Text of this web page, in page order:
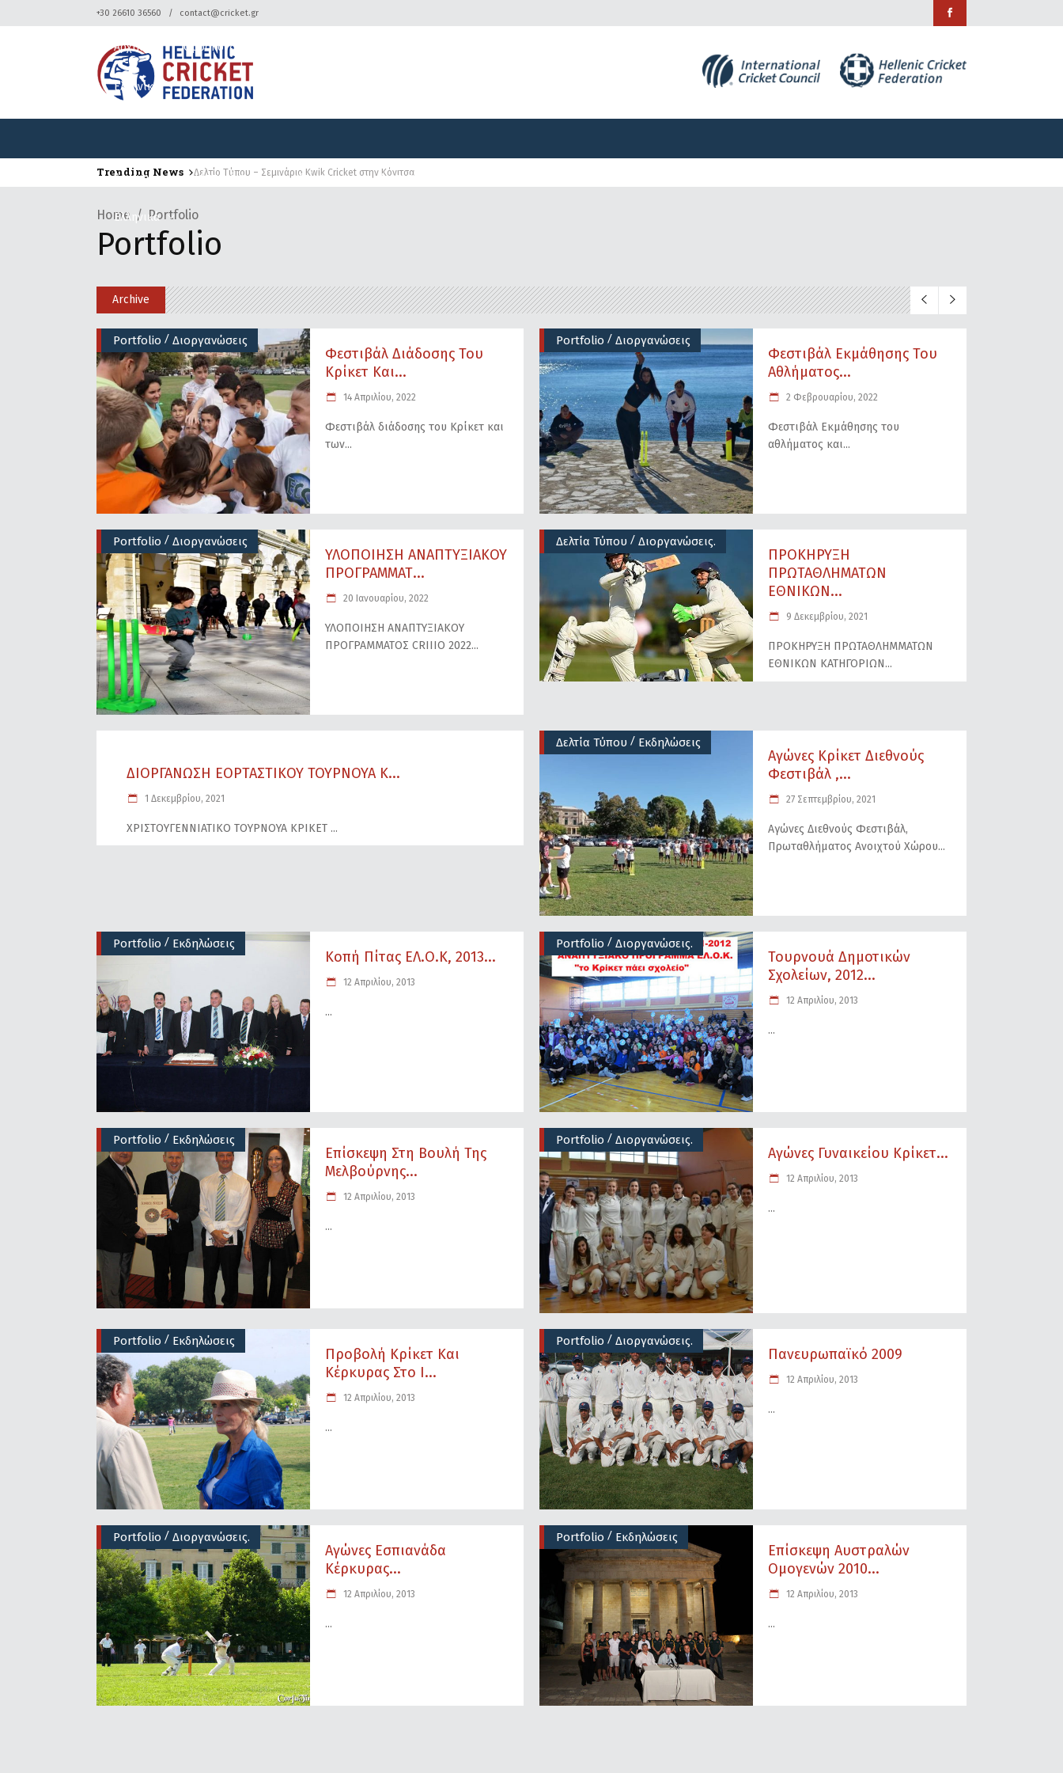
+30 26610 36560 contact@cricket.gr
Αρχική Ομοσπονδία Κρίκετ Διοργανώσεις
Ελληνικά
Αρχική Ομοσπονδία
Ελληνικά
Trending News Δελτίο Τύπου – Σεμινάριο Kwik Cricket στην Κόνιτσα
Home Portfolio
Portfolio
Archive
Portfolio / Διοργανώσεις
Φεστιβάλ Διάδοσης Του
Κρίκετ Και...
14 Απριλίου, 2022
Φεστιβάλ διάδοσης του Κρίκετ και
των
Portfolio / Διοργανώσεις
Φεστιβάλ Εκμάθησης Του
Αθλήματος...
2 Φεβρουαρίου, 2022
Φεστιβάλ Εκμάθησης του
αθλήματος και
Portfolio / Διοργανώσεις
ΥΛΟΠΟΙΗΣΗ ΑΝΑΠΤΥΞΙΑΚΟΥ
ΠΡΟΓΡΑΜΜΑΤ...
20 Ιανουαρίου, 2022
ΥΛΟΠΟΙΗΣΗ ΑΝΑΠΤΥΞΙΑΚΟΥ
ΠΡΟΓΡΑΜΜΑΤΟΣ CRIIIO 2022
Δελτία Τύπου / Διοργανώσεις.
ΠΡΟΚΗΡΥΞΗ
ΠΡΩΤΑΘΛΗΜΑΤΩΝ
ΕΘΝΙΚΩΝ...
9 Δεκεμβρίου, 2021
ΠΡΟΚΗΡΥΞΗ ΠΡΩΤΑΘΛΗΜΜΑΤΩΝ
ΕΘΝΙΚΩΝ ΚΑΤΗΓΟΡΙΩΝ
ΔΙΟΡΓΑΝΩΣΗ ΕΟΡΤΑΣΤΙΚΟΥ ΤΟΥΡΝΟΥΑ Κ...
1 Δεκεμβρίου, 2021
ΧΡΙΣΤΟΥΓΕΝΝΙΑΤΙΚΟ ΤΟΥΡΝΟΥΑ ΚΡΙΚΕΤ
Δελτία Τύπου / Εκδηλώσεις
Aγώνες Κρίκετ Διεθνούς
Φεστιβάλ ,...
27 Σεπτεμβρίου, 2021
Aγώνες Διεθνούς Φεστιβάλ,
Πρωταθλήματος Ανοιχτού Χώρου
Portfolio / Εκδηλώσεις
Κοπή Πίτας ΕΛ.Ο.Κ, 2013...
12 Απριλίου, 2013
Portfolio / Διοργανώσεις.
Τουρνουά Δημοτικών
Σχολείων, 2012...
12 Απριλίου, 2013
Portfolio / Εκδηλώσεις
Επίσκεψη Στη Βουλή Της
Μελβούρνης...
12 Απριλίου, 2013
Portfolio / Διοργανώσεις.
Αγώνες Γυναικείου Κρίκετ...
12 Απριλίου, 2013
Portfolio / Εκδηλώσεις
Προβολή Κρίκετ Και
Κέρκυρας Στο I...
12 Απριλίου, 2013
Portfolio / Διοργανώσεις.
Πανευρωπαϊκό 2009
12 Απριλίου, 2013
Portfolio / Διοργανώσεις.
Αγώνες Εσπιανάδα
Κέρκυρας...
12 Απριλίου, 2013
Portfolio / Εκδηλώσεις
Επίσκεψη Αυστραλών
Ομογενών 2010...
12 Απριλίου, 2013